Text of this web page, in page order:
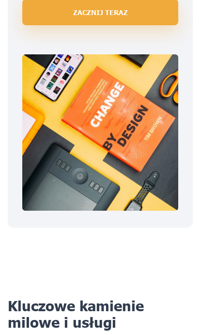
ZACZNIJ TERAZ
Kluczowe kamienie
milowe i usługi